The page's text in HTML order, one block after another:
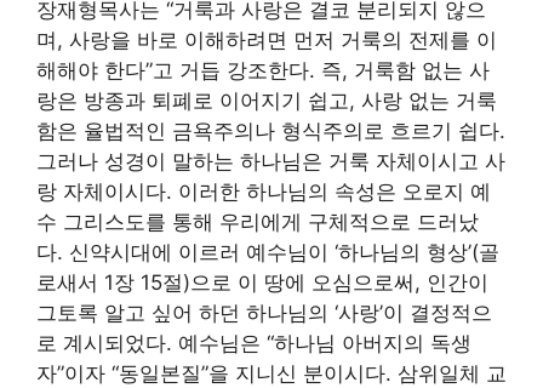
장재형목사는 “거룩과 사랑은 결코 분리되지 않으
며, 사랑을 바로 이해하려면 먼저 거룩의 전제를 이
해해야 한다”고 거듭 강조한다. 즉, 거룩함 없는 사
랑은 방종과 퇴폐로 이어지기 쉽고, 사랑 없는 거룩
함은 율법적인 금욕주의나 형식주의로 흐르기 쉽다.
그러나 성경이 말하는 하나님은 거룩 자체이시고 사
랑 자체이시다. 이러한 하나님의 속성은 오로지 예
수 그리스도를 통해 우리에게 구체적으로 드러났
다. 신약시대에 이르러 예수님이 ‘하나님의 형상’(골
로새서 1장 15절)으로 이 땅에 오심으로써, 인간이
그토록 알고 싶어 하던 하나님의 ‘사랑’이 결정적으
로 계시되었다. 예수님은 “하나님 아버지의 독생
자”이자 “동일본질”을 지니신 분이시다. 삼위일체 교